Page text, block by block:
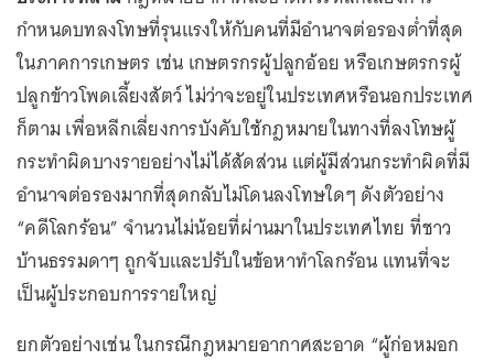
กำหนดบทลงโทษที่รุนแรงให้กับคนที่มีอำนาจต่อรองต่ำที่สุด
ในภาคการเกษตร เช่น เกษตรกรผู้ปลูกอ้อย หรือเกษตรกรผู้
ปลูกข้าวโพดเลี้ยงสัตว์ ไม่ว่าจะอยู่ในประเทศหรือนอกประเทศ
ก็ตาม เพื่อหลีกเลี่ยงการบังคับใช้กฎหมายในทางที่ลงโทษผู้
กระทำผิดบางรายอย่างไม่ได้สัดส่วน แต่ผู้มีส่วนกระทำผิดที่มี
อำนาจต่อรองมากที่สุดกลับไม่โดนลงโทษใดๆ ดังตัวอย่าง
“คดีโลกร้อน” จำนวนไม่น้อยที่ผ่านมาในประเทศไทย ที่ชาว
บ้านธรรมดาๆ ถูกจับและปรับในข้อหาทำโลกร้อน แทนที่จะ
เป็นผู้ประกอบการรายใหญ่
ยกตัวอย่างเช่น ในกรณีกฎหมายอากาศสะอาด “ผู้ก่อหมอก